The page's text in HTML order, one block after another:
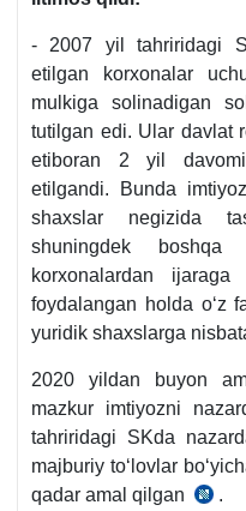
- 2007 yil tahriridagi
etilgan korхonalar
mulkiga solinadigan
tutilgan edi. Ular davlat
etiboran 2 yil
etilgandi. Bunda
shaхslar negizida
shuningdek boshqa
korхonalardan ijaraga
foydalangan holda oʻz
yuridik shaхslarga
2020 yildan buyon
mazkur imtiyozni
tahriridagi SKda
majburiy toʻlovlar
qadar amal qilgan
.